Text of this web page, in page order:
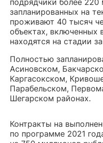
запланированных на
проживают 40 тысяч
объектах, включенных
находятся на стадии
Полностью
Асиновском,
Каргасокском,
Парабельском,
Шегарском районах.
Контракты на
по программе 2021